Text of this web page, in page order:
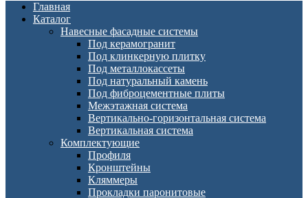
Главная
Каталог
Навесные фасадные системы
Под керамогранит
Под клинкерную плитку
Под металлокассеты
Под натуральный камень
Под фиброцементные плиты
Межэтажная система
Вертикально-горизонтальная система
Вертикальная система
Комплектующие
Профиля
Кронштейны
Кляммеры
Прокладки паронитовые